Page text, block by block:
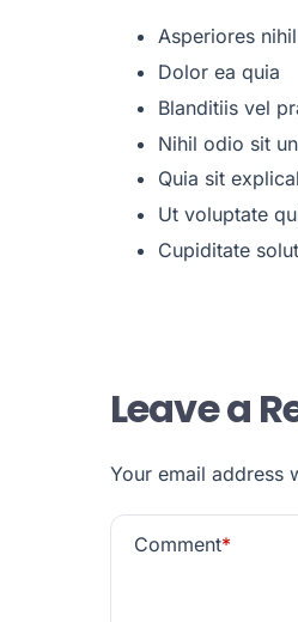
Asperiores
Dolor ea quia
Blanditiis vel
Nihil odio sit
Quia sit
Ut voluptate
Cupiditate
Leave a
Your email address
Comment*